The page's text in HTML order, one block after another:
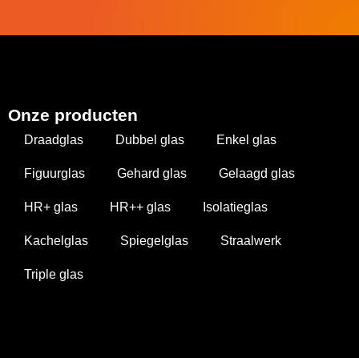
Onze producten
Draadglas Dubbel glas Enkel glas
Figuurglas Gehard glas Gelaagd glas
HR+ glas HR++ glas Isolatieglas
Kachelglas Spiegelglas Straalwerk
Triple glas